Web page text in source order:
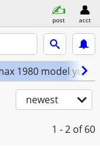
post acct
1980 model year
newest
1 - 2 of 60